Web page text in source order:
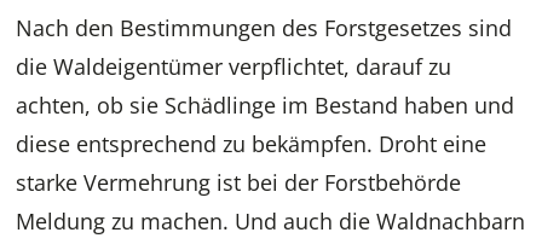
Nach den Bestimmungen des Forstgesetzes sind
die Waldeigentümer verpflichtet, darauf zu
achten, ob sie Schädlinge im Bestand haben und
diese entsprechend zu bekämpfen. Droht eine
starke Vermehrung ist bei der Forstbehörde
Meldung zu machen. Und auch die Waldnachbarn